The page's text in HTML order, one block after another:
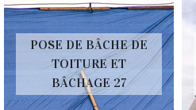
POSE DE BÂCHE DE
TOITURE ET
BÂCHAGE 27